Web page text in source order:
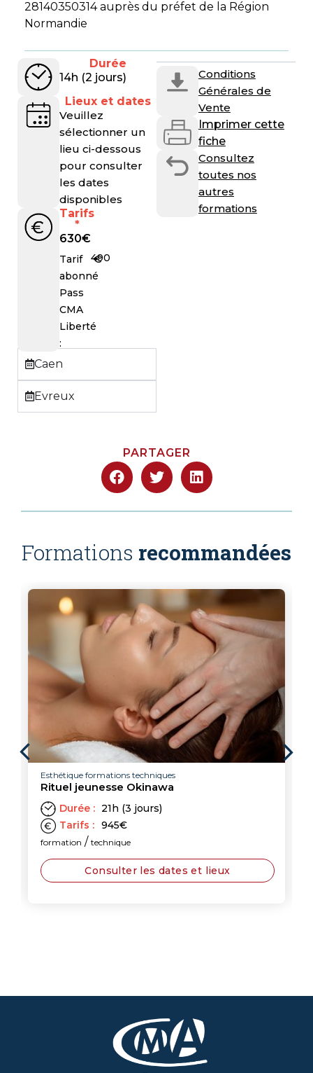
28140350314 auprès du préfet de la Région
Normandie
Durée
14h (2 jours)
Lieux et dates
Veuillez
sélectionner un
lieu ci-dessous
pour consulter
les dates
disponibles
Caen
Evreux
Tarifs
*
630€
Tarif
abonné
Pass
CMA
Liberté
:
490
€
Conditions
Générales de
Vente
Imprimer cette
fiche
Consultez
toutes nos
autres
formations
PARTAGER
Formations recommandées
Esthétique formations techniques
Rituel jeunesse Okinawa
Durée : 21h (3 jours)
Tarifs : 945€
formation / technique
Consulter les dates et lieux